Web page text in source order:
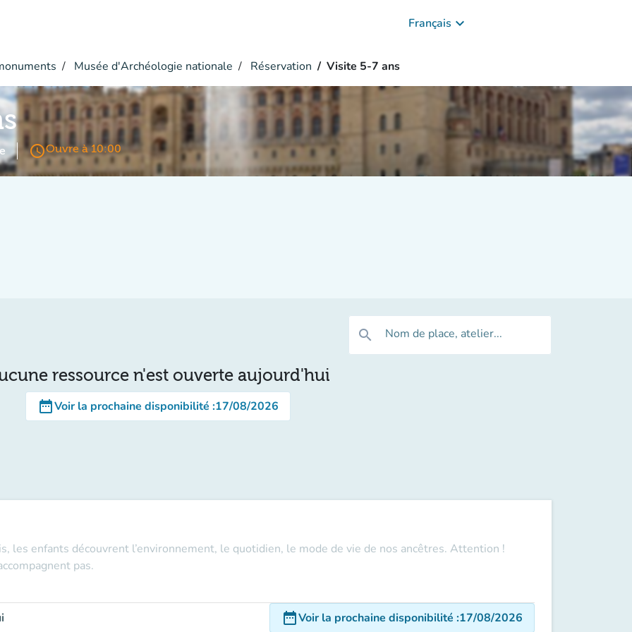
Français keyboard_arrow_down
Musée d'Archéologie nationale Réservation Visite 5-7 ans
access_timeOuvre à 10:00
search Nom de place, atelier...
ressource n'est ouverte aujourd'hui
date_rangeVoir la prochaine disponibilité :17/08/2026
les enfants découvrent l’environnement, le quotidien, le mode de vie de nos ancêtres. Attention !
pas.
date_rangeVoir la prochaine disponibilité :17/08/2026